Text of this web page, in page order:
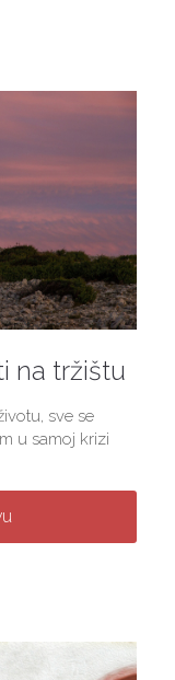
na tržištu
sve se
u samoj krizi